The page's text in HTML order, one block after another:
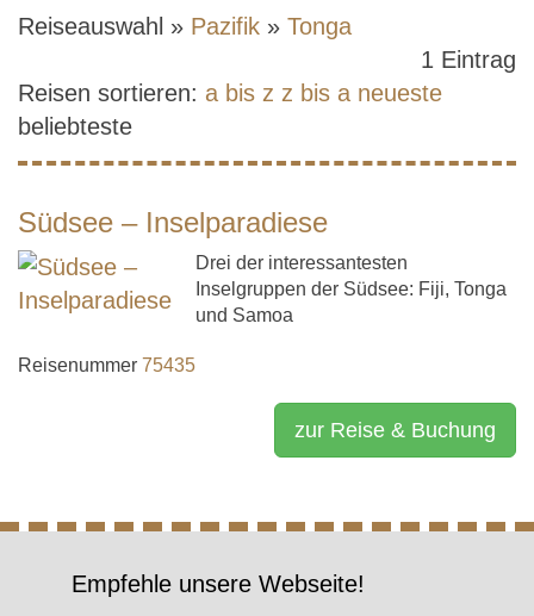
Reiseauswahl » Pazifik » Tonga
1 Eintrag
Reisen sortieren: a bis z z bis a neueste
beliebteste
Südsee – Inselparadiese
Drei der interessantesten
Inselgruppen der Südsee: Fiji, Tonga
und Samoa
Reisenummer 75435
zur Reise & Buchung
Empfehle unsere Webseite!